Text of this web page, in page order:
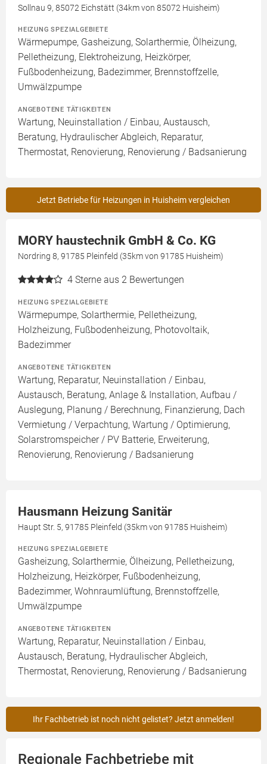
Sollnau 9, 85072 Eichstätt (34km von 85072 Huisheim)
HEIZUNG SPEZIALGEBIETE
Wärmepumpe, Gasheizung, Solarthermie, Ölheizung,
Pelletheizung, Elektroheizung, Heizkörper,
Fußbodenheizung, Badezimmer, Brennstoffzelle,
Umwälzpumpe
ANGEBOTENE TÄTIGKEITEN
Wartung, Neuinstallation / Einbau, Austausch,
Beratung, Hydraulischer Abgleich, Reparatur,
Thermostat, Renovierung, Renovierung / Badsanierung
Jetzt Betriebe für Heizungen in Huisheim vergleichen
MORY haustechnik GmbH & Co. KG
Nordring 8, 91785 Pleinfeld (35km von 91785 Huisheim)
4 Sterne aus 2 Bewertungen
HEIZUNG SPEZIALGEBIETE
Wärmepumpe, Solarthermie, Pelletheizung,
Holzheizung, Fußbodenheizung, Photovoltaik,
Badezimmer
ANGEBOTENE TÄTIGKEITEN
Wartung, Reparatur, Neuinstallation / Einbau,
Austausch, Beratung, Anlage & Installation, Aufbau /
Auslegung, Planung / Berechnung, Finanzierung, Dach
Vermietung / Verpachtung, Wartung / Optimierung,
Solarstromspeicher / PV Batterie, Erweiterung,
Renovierung, Renovierung / Badsanierung
Hausmann Heizung Sanitär
Haupt Str. 5, 91785 Pleinfeld (35km von 91785 Huisheim)
HEIZUNG SPEZIALGEBIETE
Gasheizung, Solarthermie, Ölheizung, Pelletheizung,
Holzheizung, Heizkörper, Fußbodenheizung,
Badezimmer, Wohnraumlüftung, Brennstoffzelle,
Umwälzpumpe
ANGEBOTENE TÄTIGKEITEN
Wartung, Reparatur, Neuinstallation / Einbau,
Austausch, Beratung, Hydraulischer Abgleich,
Thermostat, Renovierung, Renovierung / Badsanierung
Ihr Fachbetrieb ist noch nicht gelistet? Jetzt anmelden!
Regionale Fachbetriebe mit